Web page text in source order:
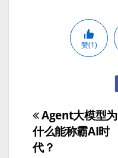
赞(1)
文
章
Agent大模型为
什么能称霸AI时
代？